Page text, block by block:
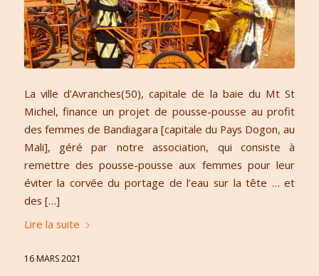
La ville d’Avranches(50), capitale de la baie du Mt St
Michel, finance un projet de pousse-pousse au profit
des femmes de Bandiagara [capitale du Pays Dogon, au
Mali], géré par notre association, qui consiste à
remettre des pousse-pousse aux femmes pour leur
éviter la corvée du portage de l’eau sur la tête … et
des […]
Lire la suite
16 MARS 2021